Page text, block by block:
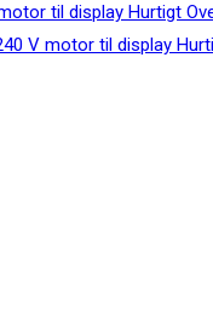
Hurtigt